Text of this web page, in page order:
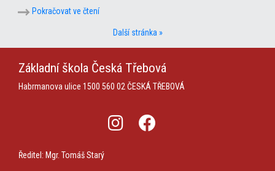
Pokračovat ve čtení
Další stránka »
Základní škola Česká Třebová
Habrmanova ulice 1500 560 02 ČESKÁ TŘEBOVÁ
Ředitel: Mgr. Tomáš Starý